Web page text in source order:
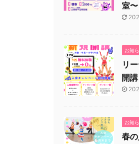
室〜
お知
リ
開講
お知
春